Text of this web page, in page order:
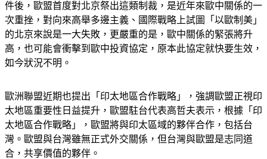
觀察到歐盟這項制裁對北京打擊似乎不小，這是1989年六四事
件後，歐盟首度對北京祭出這類制裁，是近年來歐中關係的一
次重挫，對向來高舉多邊主義、國際戰略上試圖「以歐制美」
的北京來說是一大失敗，更嚴重的是，歐中關係的緊張將升
高，也可能會衝擊到歐中投資協定，原本此協定就快要生效，
歐洲聯盟近期也提出「印太地區合作戰略」，強調歐盟正視印
太地區重要性日益提升，歐盟駐台代表高哲夫表示，根據「印
太地區合作戰略」，歐盟將與印太區域的夥伴合作，包括台
灣。歐盟與台灣雖無正式外交關係，但台灣與歐盟是志同道